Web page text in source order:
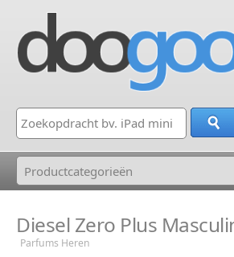
Diesel Zero Plus
Parfums Heren